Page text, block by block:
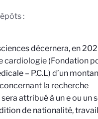
décernera, en
cardiologie (Fondation
– P.C.L) d’un
la recherche
attribué à un e ou un
de nationalité,